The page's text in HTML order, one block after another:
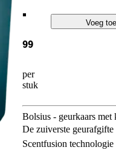
.
99
per
stuk
Voeg toe
Bolsius - geurkaars
De zuiverste
Scentfusion technologie